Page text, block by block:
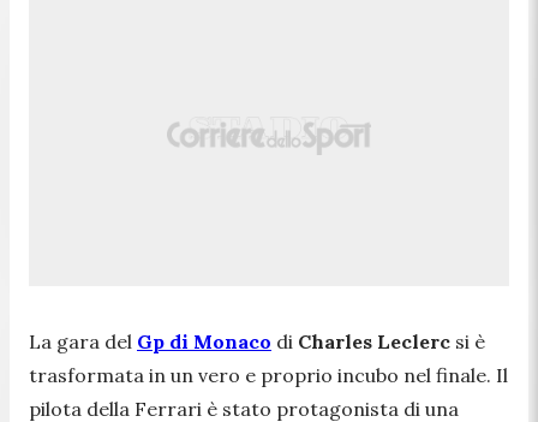
La gara del Gp di Monaco di Charles Leclerc si è
trasformata in un vero e proprio incubo nel finale. Il
pilota della Ferrari è stato protagonista di una